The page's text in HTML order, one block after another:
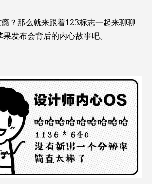
？那么就来跟着123标志一起来聊聊
发布会背后的内心故事吧。